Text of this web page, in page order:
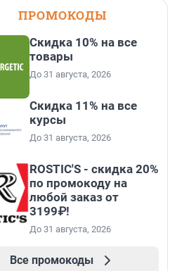
ПРОМОКОДЫ
Скидка 10% на все
товары
До 31 августа, 2026
Скидка 11% на все
курсы
До 31 августа, 2026
ROSTIC'S - скидка 20%
по промокоду на
любой заказ от
3199₽!
До 31 августа, 2026
Все промокоды